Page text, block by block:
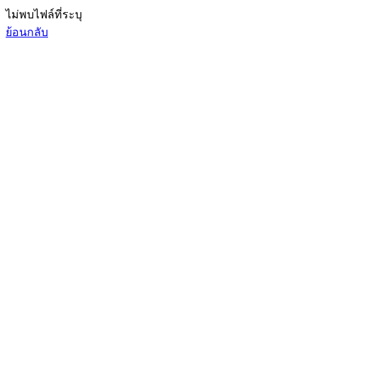
ไม่พบไฟล์ที่ระบุ
ย้อนกลับ